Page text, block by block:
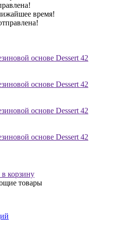
время!
основе Dessert 42
основе Dessert 42
основе Dessert 42
основе Dessert 42
корзину
товары